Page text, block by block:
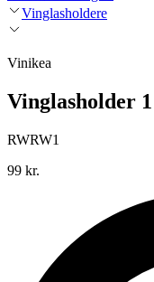
Vinglasholdere
Vinikea
Vinglasholder
RWRW1
99 kr.